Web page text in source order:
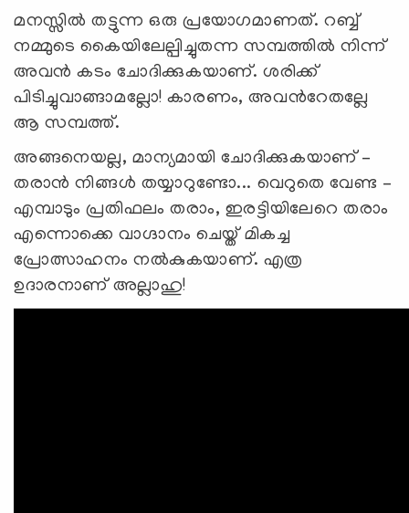
മനസ്സില്‍ തട്ടുന്ന ഒരു പ്രയോഗമാണത്. റബ്ബ്
നമ്മുടെ കൈയിലേല്പിച്ചുതന്ന സമ്പത്തില്‍ നിന്ന്
അവന്‍ കടം ചോദിക്കുകയാണ്. ശരിക്ക്
പിടിച്ചുവാങ്ങാമല്ലോ! കാരണം, അവന്‍റേതല്ലേ
ആ സമ്പത്ത്.
അങ്ങനെയല്ല, മാന്യമായി ചോദിക്കുകയാണ് –
തരാന്‍ നിങ്ങള്‍ തയ്യാറുണ്ടോ... വെറുതെ വേണ്ട –
എമ്പാടും പ്രതിഫലം തരാം, ഇരട്ടിയിലേറെ തരാം
എന്നൊക്കെ വാഗ്ദാനം ചെയ്ത് മികച്ച
പ്രോത്സാഹനം നല്‍കുകയാണ്. എത്ര
ഉദാരനാണ് അല്ലാഹു!